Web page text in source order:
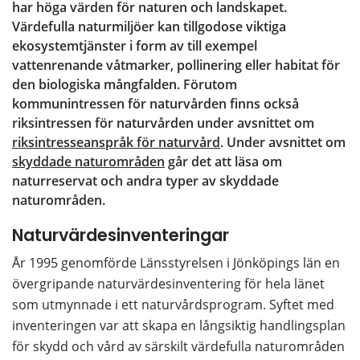
har höga värden för naturen och landskapet.
Värdefulla naturmiljöer kan tillgodose viktiga
ekosystemtjänster i form av till exempel
vattenrenande våtmarker, pollinering eller habitat för
den biologiska mångfalden. Förutom
kommunintressen för naturvården finns också
riksintresseanspråk för naturvård
skyddade naturområden går det att läsa om
naturreservat och andra typer av skyddade
naturområden.
Naturvärdesinventeringar
År 1995 genomförde Länsstyrelsen i Jönköpings län en
övergripande naturvärdesinventering för hela länet
som utmynnade i ett naturvårdsprogram. Syftet med
inventeringen var att skapa en långsiktig handlingsplan
för skydd och vård av särskilt värdefulla naturområden